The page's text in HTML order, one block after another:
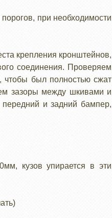
при необходимости
крепления кронштейнов,
соединения. Проверяем
чтобы был полностью сжат
зазоры между шкивами и
и задний бампер,
кузов упирается в эти